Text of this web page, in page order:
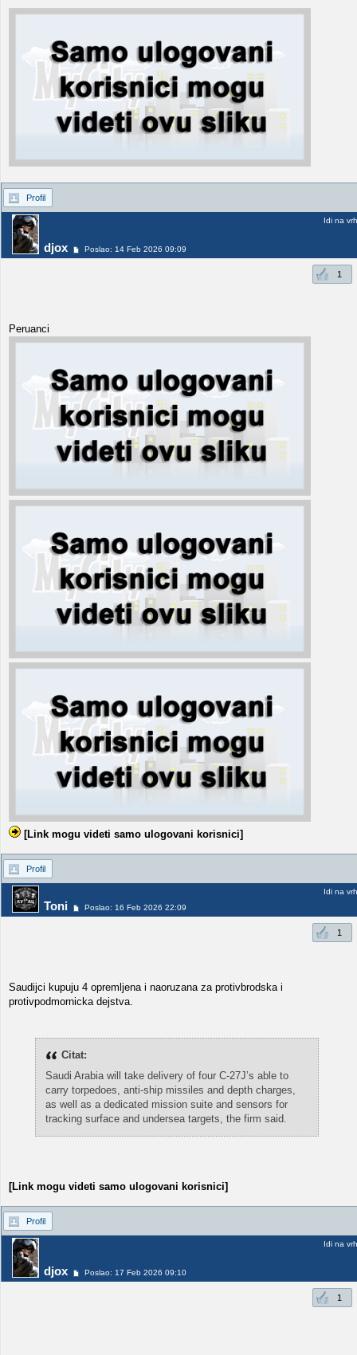
Profil
djox Poslao: 14 Feb 2026 09:09
Idi na vrh
1
Peruanci
[Link mogu videti samo ulogovani korisnici]
Profil
Toni Poslao: 16 Feb 2026 22:09
Idi na vrh
1
Saudijci kupuju 4 opremljena i naoruzana za protivbrodska i
protivpodmornicka dejstva.
Citat:
Saudi Arabia will take delivery of four C-27J’s able to
carry torpedoes, anti-ship missiles and depth charges,
as well as a dedicated mission suite and sensors for
tracking surface and undersea targets, the firm said.
[Link mogu videti samo ulogovani korisnici]
Profil
djox Poslao: 17 Feb 2026 09:10
Idi na vrh
1